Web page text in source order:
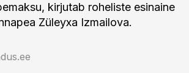
kirjutab roheliste esinaine
Züleyxa Izmailova.